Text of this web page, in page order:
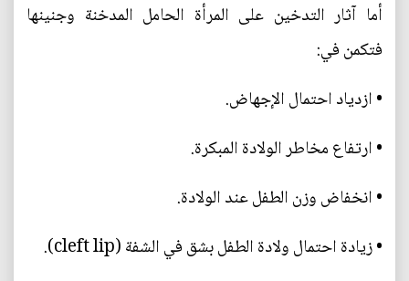
أما آثار التدخين على المرأة الحامل المدخنة وجنينها
فتكمن في:
• ازدياد احتمال الإجهاض.
• ارتفاع مخاطر الولادة المبكرة.
• انخفاض وزن الطفل عند الولادة.
• زيادة احتمال ولادة الطفل بشق في الشفة (cleft lip).